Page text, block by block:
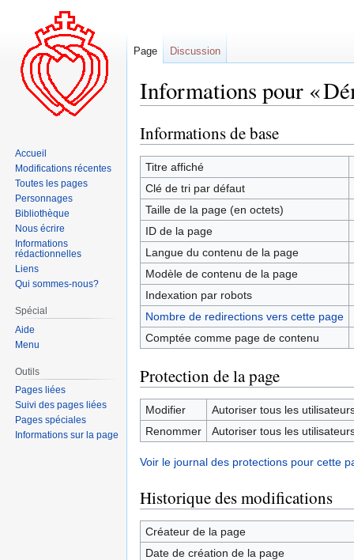
Informations pour «
Aller
à
la
navigation
Aller
à
la
recherche
Informations de base
Titre affiché
Clé de tri par défaut
Taille de la page (en octets)
ID de la page
Langue du contenu de la page
Modèle de contenu de la page
Indexation par robots
Nombre de redirections vers cette page
Comptée comme page de contenu
Protection de la page
Modifier
Autoriser tous les
Renommer
Autoriser tous les
Voir le journal des protections pour cette
Historique des modifications
Créateur de la page
Date de création de la page
Page Discussion
Accueil
Modifications récentes
Toutes les pages
Personnages
Bibliothèque
Nous écrire
Informations
rédactionnelles
Liens
Qui sommes-nous?
Spécial
Aide
Menu
Outils
Pages liées
Suivi des pages liées
Pages spéciales
Informations sur la page